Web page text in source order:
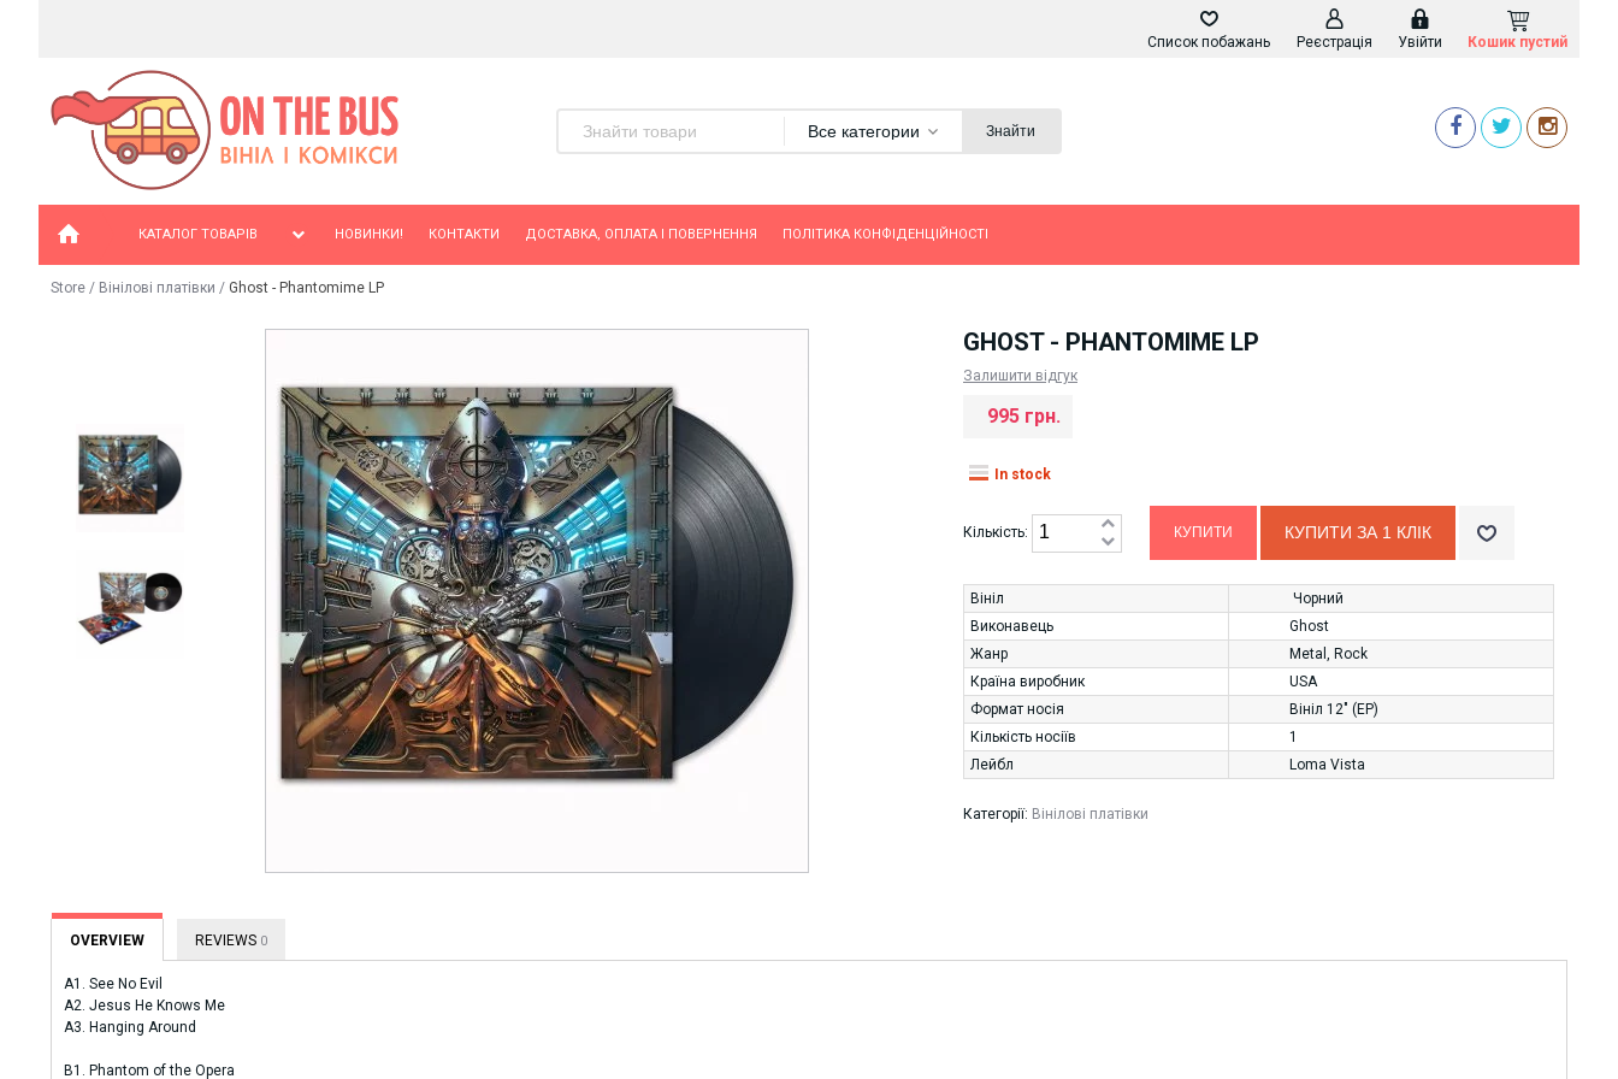
Кошик пустий
Увійти
Реєстрація
Список побажань
Все категории Знайти
КАТАЛОГ ТОВАРІВ НОВИНКИ! КОНТАКТИ ДОСТАВКА, ОПЛАТА І ПОВЕРНЕННЯ ПОЛІТИКА КОНФІДЕНЦІЙНОСТІ
Store / Вінілові платівки / Ghost - Phantomime LP
GHOST - PHANTOMIME LP
Залишити відгук
995 грн.
In stock
Кількість: КУПИТИ ЗА 1 КЛIК
Вініл
Чорний
Виконавець
Ghost
Жанр
Metal , Rock
Країна виробник
USA
Формат носія
Вініл 12" (EP)
Кількість носіїв
1
Лейбл
Loma Vista
Категорії: Вінілові платівки
OVERVIEW REVIEWS 0
A1. See No Evil
A2. Jesus He Knows Me
A3. Hanging Around
B1. Phantom of the Opera